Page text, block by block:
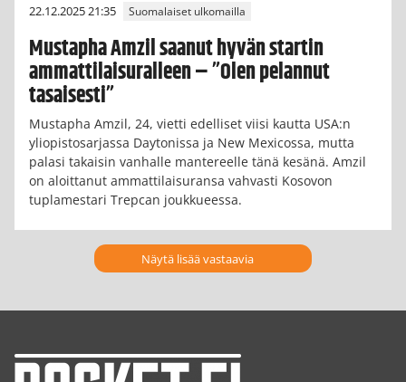
22.12.2025 21:35 Suomalaiset ulkomailla
Mustapha Amzil saanut hyvän startin
ammattilaisuralleen – ”Olen pelannut
tasaisesti”
Mustapha Amzil, 24, vietti edelliset viisi kautta USA:n
yliopistosarjassa Daytonissa ja New Mexicossa, mutta
palasi takaisin vanhalle mantereelle tänä kesänä. Amzil
on aloittanut ammattilaisuransa vahvasti Kosovon
tuplamestari Trepcan joukkueessa.
Näytä lisää vastaavia